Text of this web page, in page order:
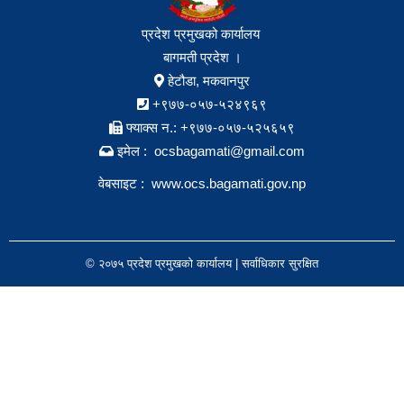
प्रदेश प्रमुखको कार्यालय
बागमती प्रदेश ।
हेटौडा, मकवानपुर
+९७७-०५७-५२४९६९
फ्याक्स न.: +९७७-०५७-५२५६५९
इमेल : ocsbagamati@gmail.com
वेबसाइट : www.ocs.bagamati.gov.np
© २०७५ प्रदेश प्रमुखको कार्यालय | सर्वाधिकार सुरक्षित